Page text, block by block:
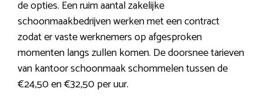
de opties. Een ruim aantal zakelijke
schoonmaakbedrijven werken met een contract
zodat er vaste werknemers op afgesproken
momenten langs zullen komen. De doorsnee tarieven
van kantoor schoonmaak schommelen tussen de
€24,50 en €32,50 per uur.